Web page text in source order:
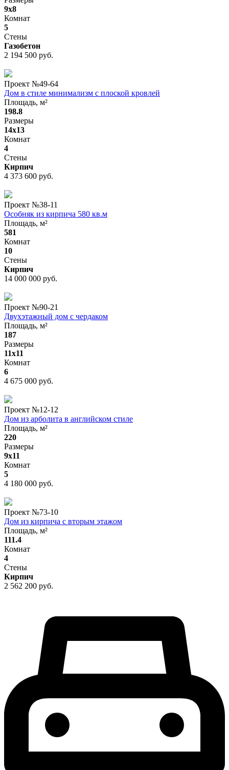
9х8
Комнат
5
Стены
Газобетон
2 194 500 руб.
Проект №49-64
Дом в стиле минимализм с плоской кровлей
Площадь, м²
198.8
Размеры
14x13
Комнат
4
Стены
Кирпич
4 373 600 руб.
Проект №38-11
Особняк из кирпича 580 кв.м
Площадь, м²
581
Комнат
10
Стены
Кирпич
14 000 000 руб.
Проект №90-21
Двухэтажный дом с чердаком
Площадь, м²
187
Размеры
11х11
Комнат
6
4 675 000 руб.
Проект №12-12
Дом из арболита в английском стиле
Площадь, м²
220
Размеры
9x11
Комнат
5
4 180 000 руб.
Проект №73-10
Дом из кирпича с вторым этажом
Площадь, м²
111.4
Комнат
4
Стены
Кирпич
2 562 200 руб.